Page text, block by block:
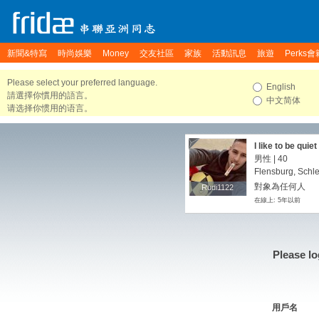
新聞&特寫 時尚娛樂 Money 交友社區 家族 活動訊息 旅遊 Perks會
Please select your preferred language.
請選擇你慣用的語言。
请选择你惯用的语言。
English
中文简体
Rudi1122
Rudi1122
I like to be
said. It is most
男性 | 40
Flensburg,
對象為任何人
在線上: 5年以前
Please
用戶名